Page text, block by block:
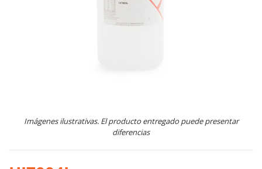
Imágenes ilustrativas. El producto entregado puede presentar
diferencias